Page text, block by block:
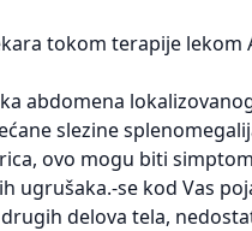
tokom terapije lekom
abdomena
slezine
ovo mogu biti
ugrušaka.-se kod Vas
delova tela,